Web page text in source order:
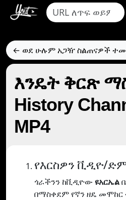
← ወደ ሁሉም አጋዥ ስልጠናዎች
እንዴት ቅርጽ
History
MP4
የእርስዎን ቪዲዮ/
ጎራችንን ከቪዲዮው ዩአርኤል
በማስቀደም የኛን ዘዴ መሞከር